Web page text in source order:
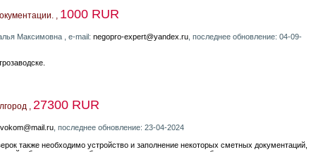
, 1000 RUR
Максимовна , e-mail: negopro-expert@yandex.ru , последнее обновление: 04-09-
, 27300 RUR
, последнее обновление: 23-04-2024
также необходимо устройство и заполнение некоторых сметных документаций,